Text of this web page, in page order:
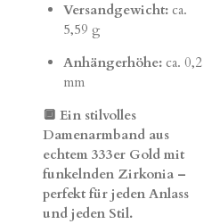
Versandgewicht:ca.
5,59 g
Anhängerhöhe:ca. 0,2
mm
🔲 Ein stilvolles
Damenarmband aus
echtem 333er Gold mit
funkelnden Zirkonia –
perfekt für jeden Anlass
und jeden Stil.